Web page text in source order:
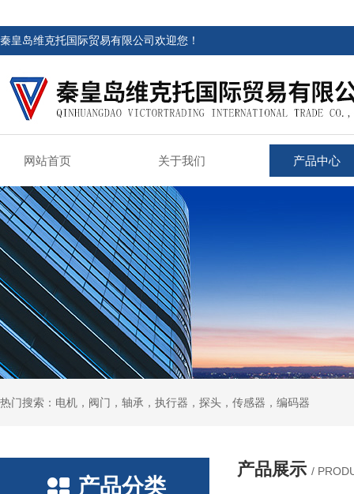
秦皇岛维克托国际贸易有限公司欢迎您！
网站首页 关于我们 产品中心
热门搜索：电机，阀门，轴承，执行器，探头，传感器，编码器
产品分类
产品展示 /